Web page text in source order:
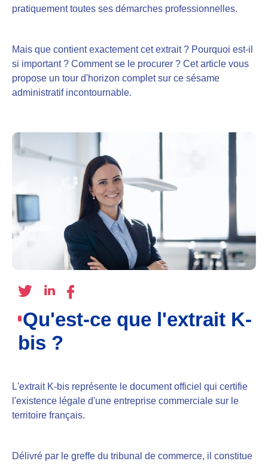
pratiquement toutes ses démarches professionnelles.
Mais que contient exactement cet extrait ? Pourquoi est-il
si important ? Comment se le procurer ? Cet article vous
propose un tour d'horizon complet sur ce sésame
administratif incontournable.
Qu'est-ce que l'extrait K-
bis ?
L'extrait K-bis représente le document officiel qui certifie
l'existence légale d'une entreprise commerciale sur le
territoire français.
Délivré par le greffe du tribunal de commerce, il constitue